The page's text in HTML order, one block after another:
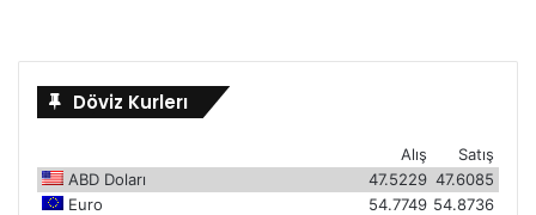
Döviz Kurlerı
Satış
Alış
ABD Doları
47.6085
47.5229
Euro
54.8736
54.7749